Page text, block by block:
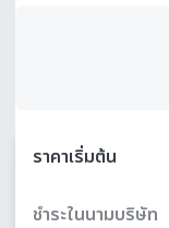
ราคาเริ่มต้น
ชำระในนามบริษัท